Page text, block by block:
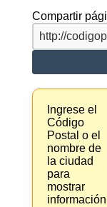
Compartir
Ingrese el
Código
Postal o el
nombre de
la ciudad
para
mostrar